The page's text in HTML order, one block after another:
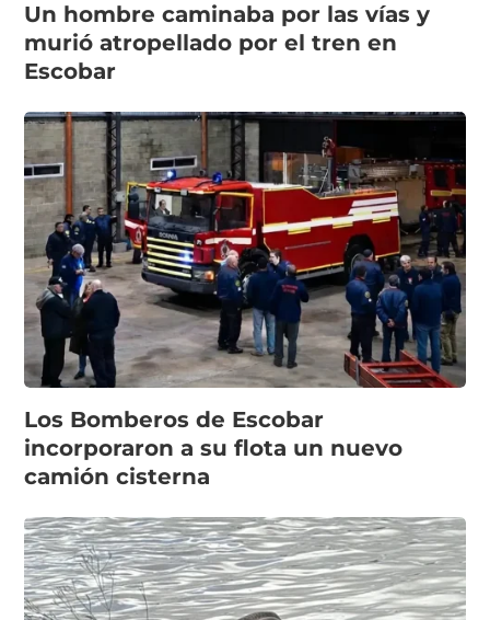
Un hombre caminaba por las vías y
murió atropellado por el tren en
Escobar
Los Bomberos de Escobar
incorporaron a su flota un nuevo
camión cisterna